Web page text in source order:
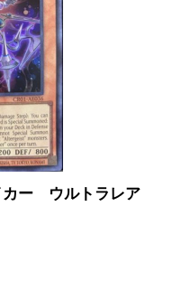
カー ウルトラレア